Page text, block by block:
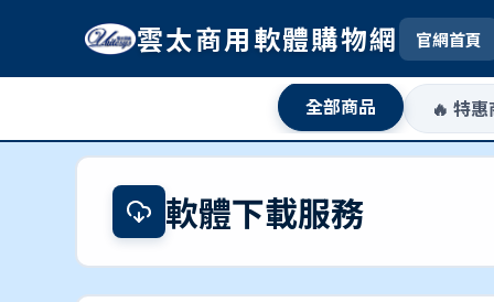
雲太商用軟體購物網 官網首頁
全部商品 🔥 特
軟體下載服務